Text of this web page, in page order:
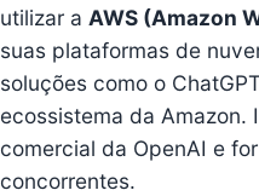
utilizar a AWS (Amazon
suas plataformas de
soluções como o
ecossistema da Amazon.
comercial da OpenAI e
concorrentes.